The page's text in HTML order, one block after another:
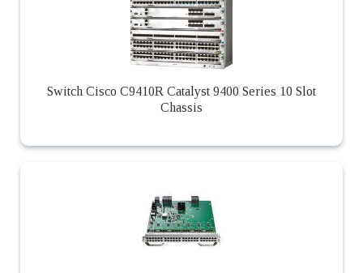
Switch Cisco C9410R Catalyst 9400 Series 10 Slot
Chassis